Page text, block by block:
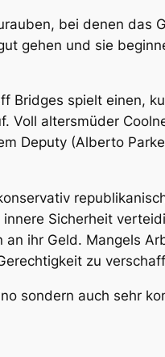
bei denen das
gehen und sie
Bridges spielt einen,
Voll altersmüder
Deputy (Alberto
Sicherheit
ihr Geld. Mangels
zu
sondern auch sehr